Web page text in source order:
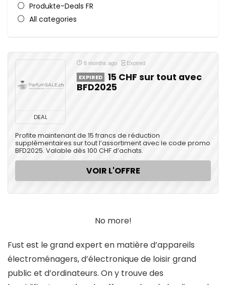
Produkte-Deals FR
All categories
DEAL
8 months ago Expired
EXPIRED
15 CHF sur tout avec
BFD2025
Profite maintenant de 15 francs de réduction
supplémentaires sur tout l’assortiment avec le code promo
BFD2025. Valable dès 100 CHF d’achats.
VOIR L'OFFRE
No more!
Fust est le grand expert en matière d’appareils
électroménagers, d’électronique de loisir grand
public et d’ordinateurs. On y trouve des